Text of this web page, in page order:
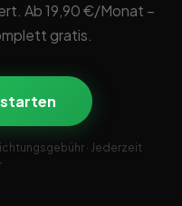
Ab 19,90 €/Monat –
gratis.
starten
· Jederzeit